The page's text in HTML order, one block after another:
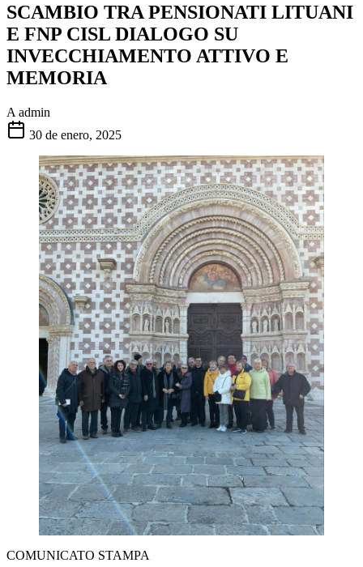
SCAMBIO TRA PENSIONATI LITUANI
E FNP CISL DIALOGO SU
INVECCHIAMENTO ATTIVO E
MEMORIA
A admin
30 de enero, 2025
COMUNICATO STAMPA